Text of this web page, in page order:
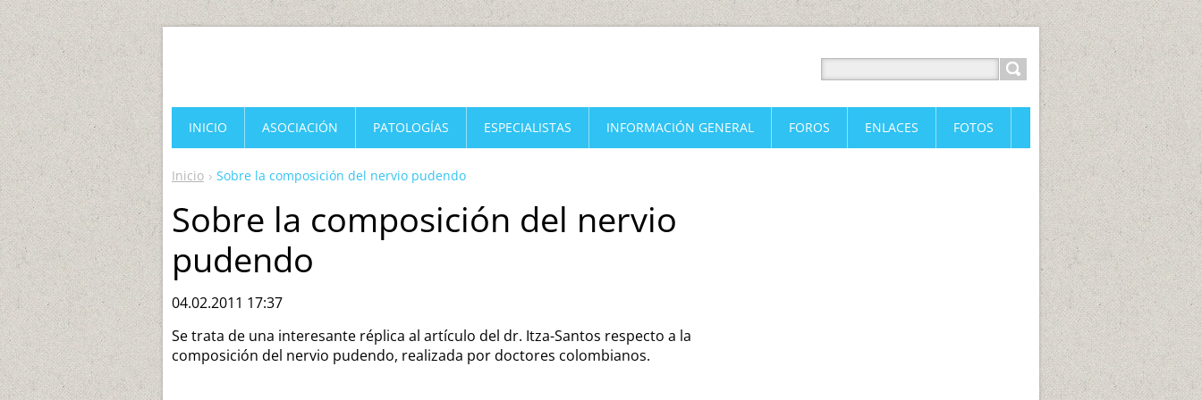
Inicio Sobre la composición del nervio pudendo
Sobre la composición del nervio
pudendo
04.02.2011 17:37
Se trata de una interesante réplica al artículo del dr. Itza-Santos respecto a la
composición del nervio pudendo, realizada por doctores colombianos.
INICIO ASOCIACIÓN PATOLOGÍAS ESPECIALISTAS INFORMACIÓN GENERAL FOROS ENLACES FOTOS